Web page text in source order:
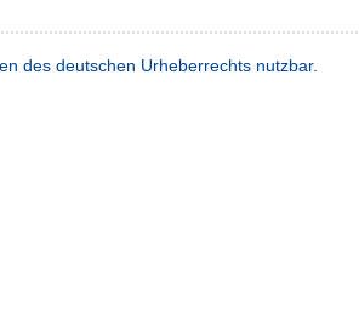
des deutschen Urheberrechts nutzbar.